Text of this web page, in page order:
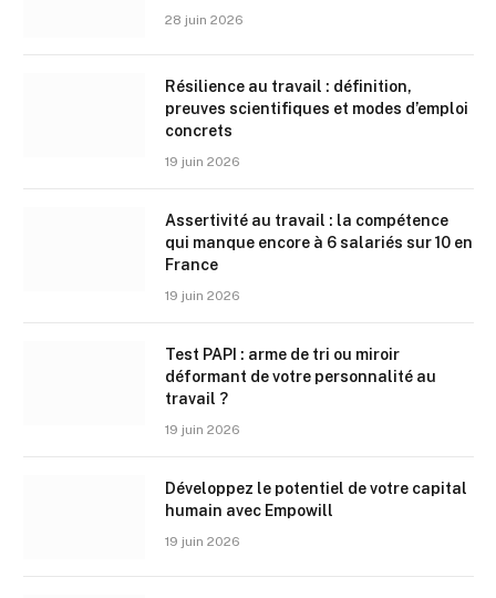
28 juin 2026
Résilience au travail : définition,
preuves scientifiques et modes d’emploi
concrets
19 juin 2026
Assertivité au travail : la compétence
qui manque encore à 6 salariés sur 10 en
France
19 juin 2026
Test PAPI : arme de tri ou miroir
déformant de votre personnalité au
travail ?
19 juin 2026
Développez le potentiel de votre capital
humain avec Empowill
19 juin 2026